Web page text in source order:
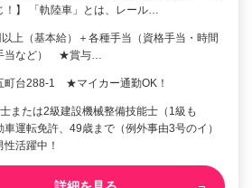
！】 「軌陸車」とは、レール…
上（基本給）＋各種手当（資格手当・時間
当など） ★賞与…
町台288-1 ★マイカー通勤OK！
または2級建設機械整備技能士（1級も
運転免許、49歳まで（例外事由3号のイ）
活躍中！